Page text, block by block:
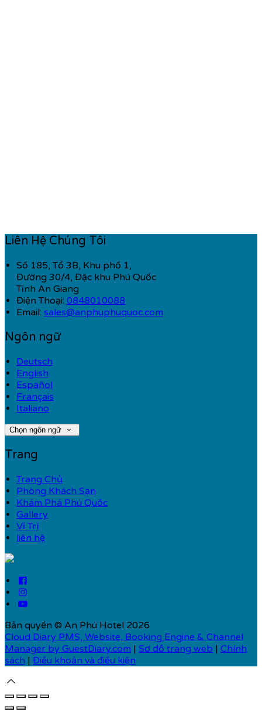
Liên Hệ Chúng Tôi
Số 185, Tổ 3B, Khu phố 1,
Đường 30/4, Đặc khu Phú Quốc
Tỉnh An Giang
Điện Thoại: 0848010088
Email: sales@anphuphuquoc.com
Ngôn ngữ
Deutsch
English
Español
Français
Italiano
Chọn ngôn ngữ
Trang
Trang Chủ
Phòng Khách Sạn
Khám Phá Phú Quốc
Gallery
Vị Trí
liên hệ
Bản quyền © An Phú Hotel 2026
Cloud Diary PMS, Website, Booking Engine & Channel
Manager by GuestDiary.com | Sơ đồ trang web | Chính
sách | Điều khoản và điều kiện